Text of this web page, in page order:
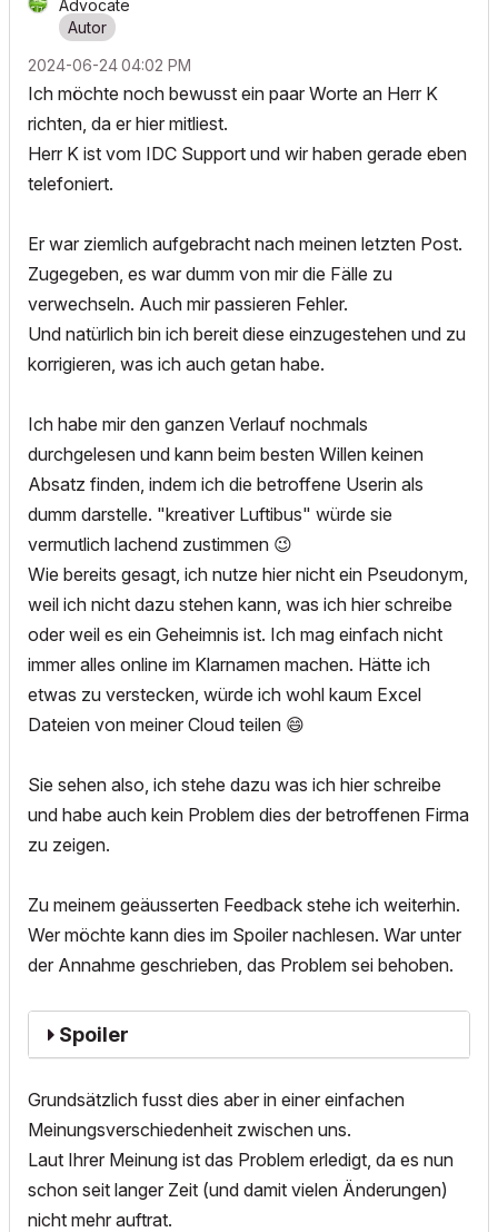
Advocate
‎2024-06-2404:02 PM
Ich möchte noch bewusst ein paar Worte an Herr K
richten, da er hier mitliest.
Herr K ist vom IDC Support und wir haben gerade eben
telefoniert.
Er war ziemlich aufgebracht nach meinen letzten Post.
Zugegeben, es war dumm von mir die Fälle zu
verwechseln. Auch mir passieren Fehler.
Und natürlich bin ich bereit diese einzugestehen und zu
korrigieren, was ich auch getan habe.
Ich habe mir den ganzen Verlauf nochmals
durchgelesen und kann beim besten Willen keinen
Absatz finden, indem ich die betroffene Userin als
dumm darstelle. "kreativer Luftibus" würde sie
vermutlich lachend zustimmen 😉
Wie bereits gesagt, ich nutze hier nicht ein Pseudonym,
weil ich nicht dazu stehen kann, was ich hier schreibe
oder weil es ein Geheimnis ist. Ich mag einfach nicht
immer alles online im Klarnamen machen. Hätte ich
etwas zu verstecken, würde ich wohl kaum Excel
Dateien von meiner Cloud teilen 😄
Sie sehen also, ich stehe dazu was ich hier schreibe
und habe auch kein Problem dies der betroffenen Firma
zu zeigen.
Zu meinem geäusserten Feedback stehe ich weiterhin.
Wer möchte kann dies im Spoiler nachlesen. War unter
der Annahme geschrieben, das Problem sei behoben.
Spoiler
Grundsätzlich fusst dies aber in einer einfachen
Meinungsverschiedenheit zwischen uns.
Laut Ihrer Meinung ist das Problem erledigt, da es nun
schon seit langer Zeit (und damit vielen Änderungen)
nicht mehr auftrat.